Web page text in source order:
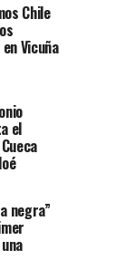
Chile
Vicuña
el
negra”